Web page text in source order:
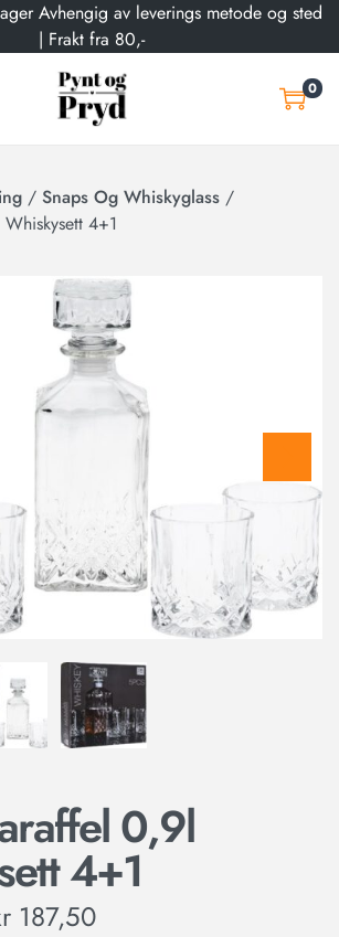
Avhengig av leverings metode og sted
| Frakt fra 80,-
0
/ Snaps Og Whiskyglass /
4+1
0,9l
4+1
187,50